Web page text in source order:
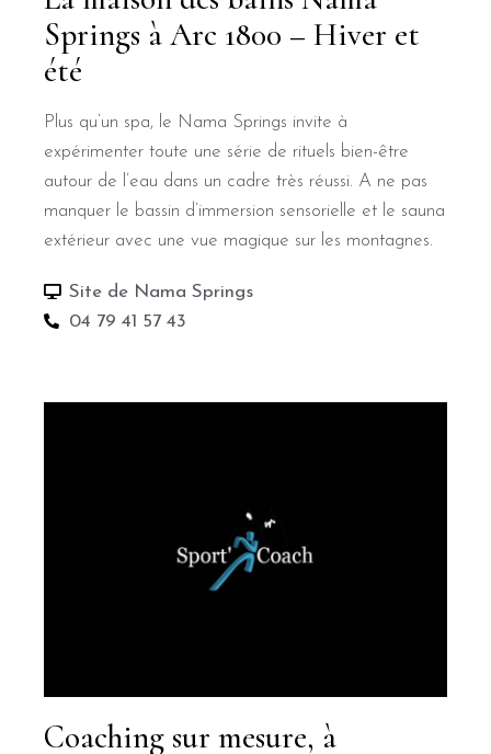
Springs à Arc 1800 – Hiver et
été
Plus qu’un spa, le Nama Springs invite à
expérimenter toute une série de rituels bien-être
autour de l’eau dans un cadre très réussi. A ne pas
manquer le bassin d’immersion sensorielle et le sauna
extérieur avec une vue magique sur les montagnes.
Site de Nama Springs
04 79 41 57 43
Coaching sur mesure, à